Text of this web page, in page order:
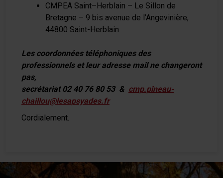
CMPEA Saint–Herblain – Le Sillon de
Bretagne – 9 bis avenue de l’Angevinière,
44800 Saint-Herblain
Les coordonnées téléphoniques des
professionnels et leur adresse mail ne changeront
pas,
secrétariat 02 40 76 80 53 & cmp.pineau-
chaillou@lesapsyades.fr
Cordialement.